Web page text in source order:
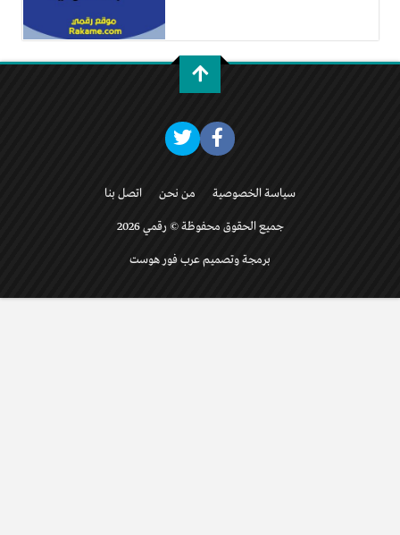
سياسة الخصوصية من نحن اتصل بنا
جميع الحقوق محفوظة © رقمي 2026
برمجة وتصميم عرب فور هوست